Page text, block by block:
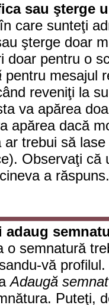
sau şterge
care sunteţi
şterge doar
doar pentru o
pentru mesajul
reveniţi la
va apărea
apărea dacă
ar trebui să
Observaţi că
a răspuns.
adaug
o semnatură
vă
Adaugă
Puteţi,